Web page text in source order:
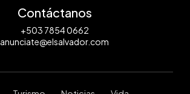
Contáctanos
+503 7854 0662
anunciate@elsalvador.com